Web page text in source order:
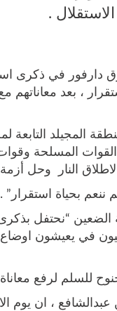
.
، بعد
التابعة
المسلحة
النار وحل
ننعم بحياة استقرار” .
“نحتفل
في يعيشون
للسلم لرفع